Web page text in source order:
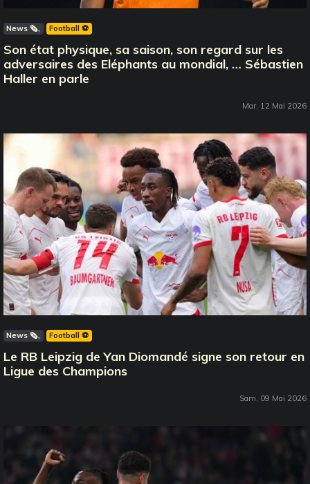
News 🗞️ Football ⚽️
Son état physique, sa saison, son regard sur les
adversaires des Eléphants au mondial, … Sébastien
Haller en parle
Mar, 12 Mai 2026
News 🗞️ Football ⚽️
Le RB Leipzig de Yan Diomandé signe son retour en
Ligue des Champions
Sam, 09 Mai 2026